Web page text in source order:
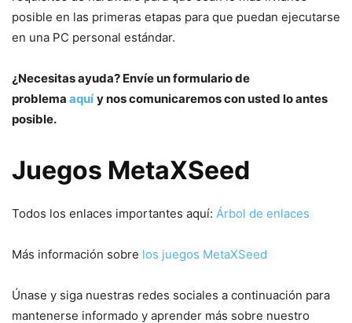
posible en las primeras etapas para que puedan ejecutarse
en una PC personal estándar.
¿Necesitas ayuda? Envíe un formulario de
problema aquí y nos comunicaremos con usted lo antes
posible.
Juegos MetaXSeed
Todos los enlaces importantes aquí: Árbol de enlaces
Más información sobre los juegos MetaXSeed
Únase y siga nuestras redes sociales a continuación para
mantenerse informado y aprender más sobre nuestro